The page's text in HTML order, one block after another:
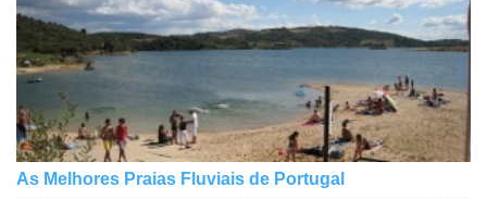
As Melhores Praias Fluviais de Portugal